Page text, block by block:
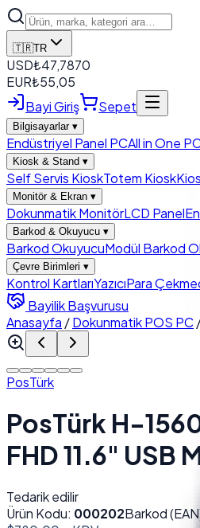
🇹🇷TR
USD₺47,7870
EUR₺55,05
Bayi Giriş
Sepet
Bilgisayarlar ▾
Endüstriyel Panel PCAll in One
Kiosk & Stand ▾
Self Servis KioskTotem Kiosk
Monitör & Ekran ▾
Dokunmatik MonitörLCD Panel
Barkod & Okuyucu ▾
Barkod OkuyucuModül Barkod
Çevre Birimleri ▾
Kontrol KartlarıYazıcıPara
Bayilik Başvurusu
Anasayfa /Dokunmatik POS PC
PosTürk
PosTürk H-
FHD 11.6" USB
Tedarik edilir
Ürün Kodu: 000202Barkod